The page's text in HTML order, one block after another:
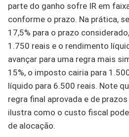
parte do ganho sofre IR em
conforme o prazo. Na prática,
17,5% para o prazo
1.750 reais e o rendimento
avançar para uma regra mais
15%, o imposto cairia para
líquido para 6.500 reais. Note
regra final aprovada e de
ilustra como o custo fiscal
de alocação.